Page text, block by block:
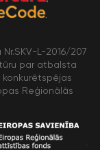
L-2016/207
par atbalsta
Reģionālās